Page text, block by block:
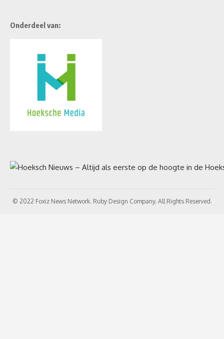
Onderdeel van:
© 2022 Foxiz News Network. Ruby Design Company. All Rights Reserved.